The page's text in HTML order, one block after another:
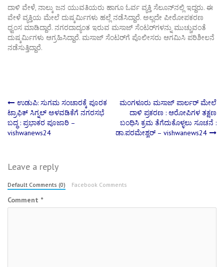
ದಾಳಿ ವೇಳೆ, ನಾಲ್ಕು ಜನ ಯುವತಿಯರು ಹಾಗೂ ಓರ್ವ ವ್ಯಕ್ತಿ ಸೆಲೂನ್‍ನಲ್ಲಿ ಇದ್ದರು. ಈ
ವೇಳೆ ವ್ಯಕ್ತಿಯ ಮೇಲೆ ದುಷ್ಕರ್ಮಿಗಳು ಹಲ್ಲೆ ನಡೆಸಿದ್ದಾರೆ. ಅಲ್ಲದೇ ಪೀಠೋಪಕರಣ
ಧ್ವಂಸ ಮಾಡಿದ್ದಾರೆ. ನಗರದಾದ್ಯಂತ ಇರುವ ಮಸಾಜ್ ಸೆಂಟರ್‌ಗಳನ್ನು ಮುಚ್ಚುವಂತೆ
ದುಷ್ಕರ್ಮಿಗಳು ಆಗ್ರಹಿಸಿದ್ದಾರೆ. ಮಸಾಜ್‌ ಸೆಂಟರ್‌ಗೆ ಪೊಲೀಸರು ಆಗಮಿಸಿ ಪರಿಶೀಲನೆ
ನಡೆಸುತ್ತಿದ್ದಾರೆ.
Post
navigation
ಉಡುಪಿ: ಸುಗಮ ಸಂಚಾರಕ್ಕೆ ಪೂರಕ
ಟ್ರಾಫಿಕ್ ಸಿಗ್ನಲ್ ಅಳವಡಿಕೆಗೆ ನಗರಸಭೆ
ಬದ್ಧ : ಪ್ರಭಾಕರ ಪೂಜಾರಿ –
vishwanews24
ಮಂಗಳೂರು ಮಸಾಜ್ ಪಾರ್ಲರ್ ಮೇಲೆ
ದಾಳಿ ಪ್ರಕರಣ : ಆರೋಪಿಗಳ ತಕ್ಷಣ
ಬಂಧಿಸಿ ಕ್ರಮ ತೆಗೆದುಕೊಳ್ಳಲು ಸೂಚನೆ :
ಡಾ.ಪರಮೇಶ್ವರ್ – vishwanews24
Leave a reply
Default Comments (0) Facebook Comments
Comment *